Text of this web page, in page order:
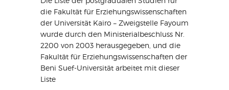
die Fakultät für Erziehungswissenschaften
der Universität Kairo – Zweigstelle Fayoum
wurde durch den Ministerialbeschluss Nr.
2200 von 2003 herausgegeben, und die
Fakultät für Erziehungswissenschaften der
Beni Suef-Universität arbeitet mit dieser
Liste